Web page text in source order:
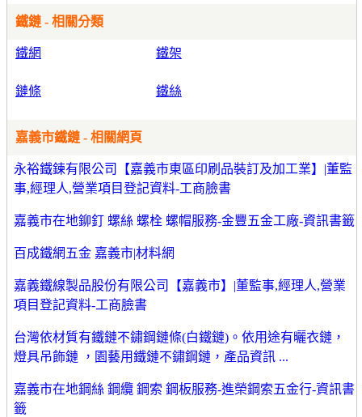
鐵鏈 - 相關分類
鐵網 鐵架
鏈條 鐵絲
嘉義市鐵鏈 - 相關網頁
永裕鐵鍊有限公司【嘉義市東區印刷品裝訂及加工業】|董監
事,經理人,營業項目登記資料-工商臉書
嘉義市在地鉚釘 螺絲 螺栓 螺帽服務-金豐五金工廠-資訊書籤
百成鐵網五金 嘉義市|材料網
嘉義鐵線製品股份有限公司【嘉義市】|董監事,經理人,營業
項目登記資料-工商臉書
台灣依材質有鐵鏈不鏽鋼鏈條(白鐵鏈)。依用途有曬衣鏈，
燈具吊飾鏈 ，園藝用鐵鏈不鏽鋼鏈，產品資訊 ...
嘉義市在地鋼絲 鋼纜 鋼索 鋼板服務-進榮鋼索五金行-資訊書
籤